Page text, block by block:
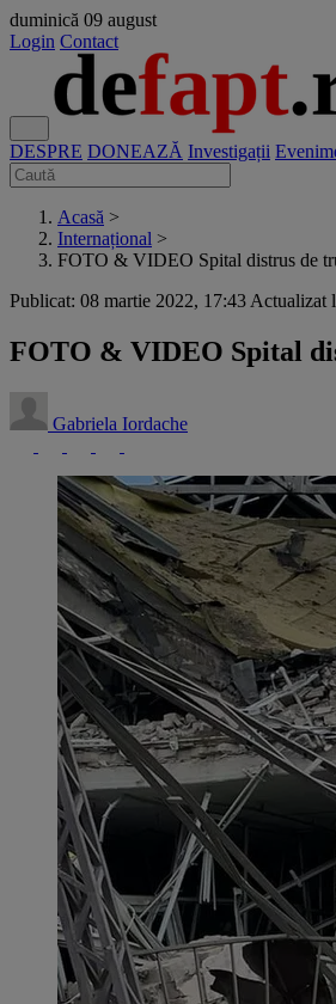
duminică 09 august
Login Contact
DESPRE DONEAZĂ Investigații
Acasă >
Internațional >
FOTO & VIDEO Spital distrus de
Publicat: 08 martie 2022, 17:43 Actualizat
FOTO & VIDEO Spital
Gabriela Iordache